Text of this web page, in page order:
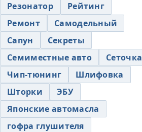
Резонатор
Рейтинг
Ремонт
Самодельный
Сапун
Секреты
Семиместные авто
Сеточка
Чип-тюнинг
Шлифовка
Шторки
ЭБУ
Японские автомасла
гофра глушителя